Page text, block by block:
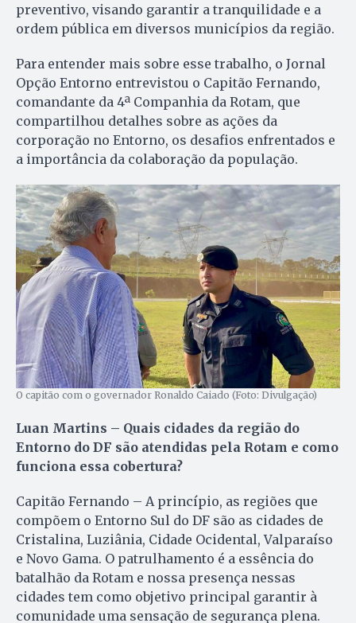
preventivo, visando garantir a tranquilidade e a
ordem pública em diversos municípios da região.
Para entender mais sobre esse trabalho, o Jornal
Opção Entorno entrevistou o Capitão Fernando,
comandante da 4ª Companhia da Rotam, que
compartilhou detalhes sobre as ações da
corporação no Entorno, os desafios enfrentados e
a importância da colaboração da população.
O capitão com o governador Ronaldo Caiado (Foto: Divulgação)
Luan Martins – Quais cidades da região do
Entorno do DF são atendidas pela Rotam e como
funciona essa cobertura?
Capitão Fernando – A princípio, as regiões que
compõem o Entorno Sul do DF são as cidades de
Cristalina, Luziânia, Cidade Ocidental, Valparaíso
e Novo Gama. O patrulhamento é a essência do
batalhão da Rotam e nossa presença nessas
cidades tem como objetivo principal garantir à
comunidade uma sensação de segurança plena.